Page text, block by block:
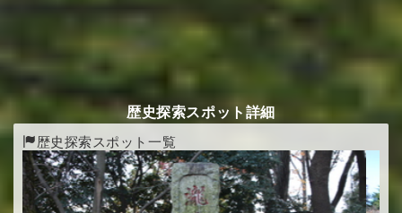
歴史探索スポット詳細
歴史探索スポット一覧
Previous Next